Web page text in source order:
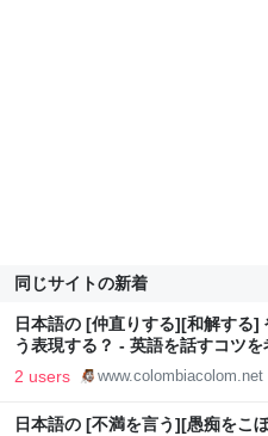
同じサイトの新着
日本語の [仲直りする][和解する
う表現する？ - 英語を話すコツを
2 users www.colombiacolom.net
日本語の [不満を言う][愚痴をこ